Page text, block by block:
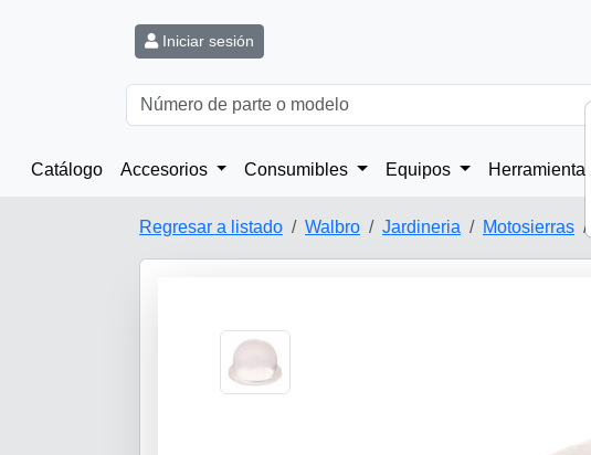
Iniciar sesión
Catálogo Accesorios Consumibles Equipos Herramientas
Regresar a listado Walbro Jardineria Motosierras